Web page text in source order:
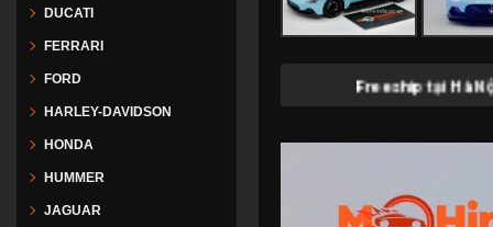
DUCATI
FERRARI
FORD
HARLEY-DAVIDSON
HONDA
HUMMER
JAGUAR
Freeship tại Hà Nội với đơn